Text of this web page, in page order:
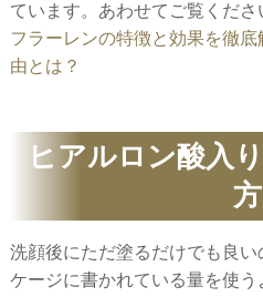
ています。あわせてご覧くださ
フラーレンの特徴と効果を徹
由とは？
ヒアルロン酸入
方
洗顔後にただ塗るだけでも良
ケージに書かれている量を使